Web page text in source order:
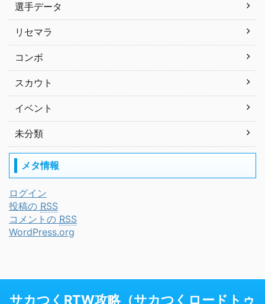
選手データ
リセマラ
コンボ
スカウト
イベント
未分類
メタ情報
ログイン
投稿の RSS
コメントの RSS
WordPress.org
サカつくRTW攻略（サカつくロードトゥ